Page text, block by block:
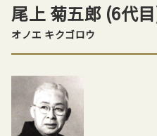
尾上 菊五郎 (6代
オノエ キクゴロウ